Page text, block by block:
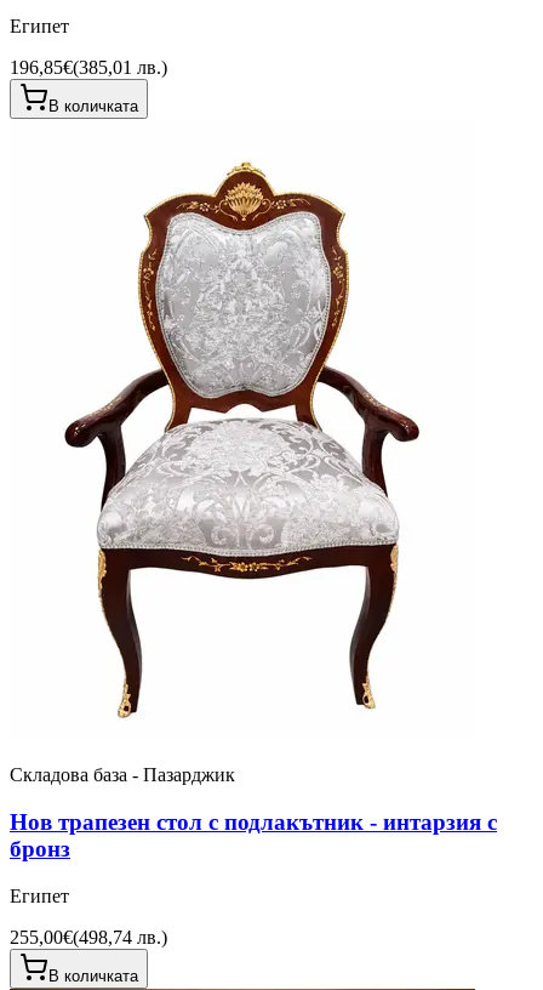
Египет
196,85€(385,01 лв.)
В количката
Складова база - Пазарджик
Нов трапезен стол с подлакътник - интарзия с
бронз
Египет
255,00€(498,74 лв.)
В количката